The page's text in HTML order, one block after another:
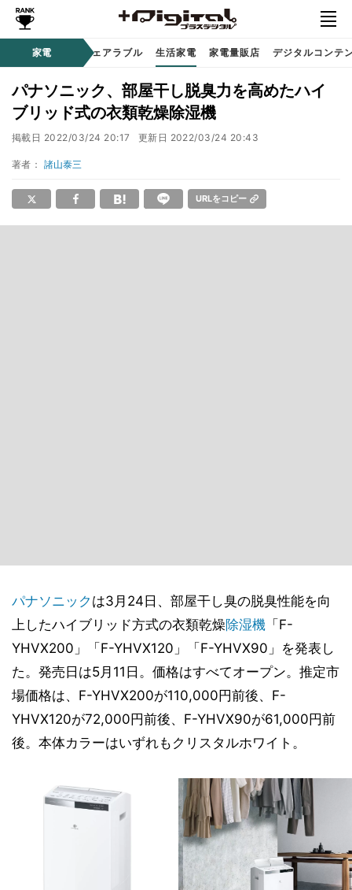
家電
ディオ 時計 / ウェアラブル 生活家電 家電量販店 デジタルコンテ
パナソニック、部屋干し脱臭力を高めたハイ
ブリッド式の衣類乾燥除湿機
掲載日 2022/03/24 20:17 更新日 2022/03/24 20:43
著者： 諸山泰三
URLをコピー
パナソニック は3月24日、部屋干し臭の脱臭性能を向
上したハイブリッド方式の衣類乾燥除湿機 「F-
YHVX200」「F-YHVX120」「F-YHVX90」を発表し
た。発売日は5月11日。価格はすべてオープン。推定市
場価格は、F-YHVX200が110,000円前後、F-
YHVX120が72,000円前後、F-YHVX90が61,000円前
後。本体カラーはいずれもクリスタルホワイト。